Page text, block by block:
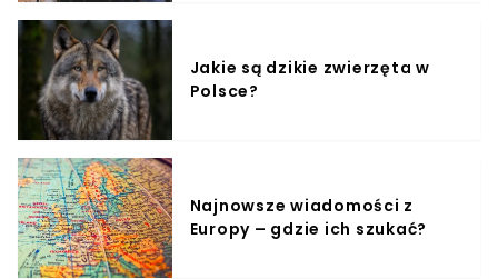
Jakie są dzikie zwierzęta w
Polsce?
Najnowsze wiadomości z
Europy – gdzie ich szukać?